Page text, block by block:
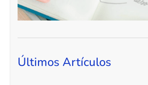
Últimos Artículos